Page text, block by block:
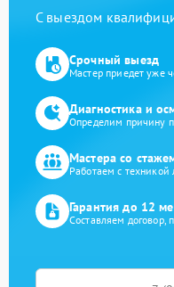
С выездом
Срочный выезд
Мастер приедет уже
Диагностика и
Определим причину
Мастера со
Работаем с
Гарантия до 12
Составляем договор,